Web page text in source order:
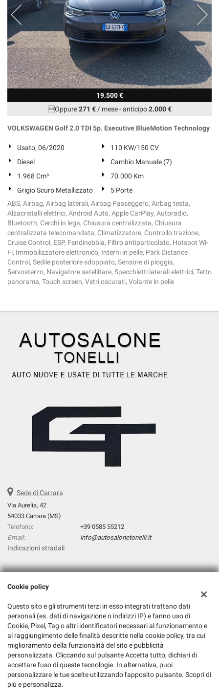
19.500 €
Oppure271 €/ mese-anticipo2.000 €
VOLKSWAGEN Golf 2.0 TDI 5p. Executive BlueMotion Technology
Usato, 06/2020
110 KW/150 CV
Diesel
Cambio Manuale (7)
1.968 Cm³
70.000 Km
Grigio Scuro Metallizzato
5 Porte
ABS, Airbag, Airbag laterali, Airbag Passeggero, Airbag testa,
Alzacristalli elettrici, Android Auto, Apple CarPlay, Autoradio,
Bluetooth, Cerchi in lega, Chiusura centralizzata, Chiusura
centralizzata telecomandata, Climatizzatore, Controllo trazione,
Cruise Control, ESP, Fendinebbia, Filtro antiparticolato, Hotspot Wi-
Fi, Immobilizzatore elettronico, Interni in pelle, Park Distance
Control, Sedile posteriore sdoppiato, Sensore di pioggia,
Servosterzo, Navigatore satellitare, Specchietti laterali elettrici, Tetto
panorama, Touch screen, Vetri oscurati, Volante in pelle
Sede di Carrara
Via Aurelia, 42
54033 Carrara (MS)
Telefono:
+39 0585 55212
Email:
info@autosalonetonelli.it
Indicazioni stradali
Dati fiscali:
Via Aurelia, 42, Carrara (MS)
C.F/P.IVA:01326240452
Registro delle imprese:MS
Cookie policy
Questo sito e gli strumenti terzi in esso integrati trattano dati
personali (es. dati di navigazione o indirizzi IP) e fanno uso di
Cookie, Pixel, Tag o altri identificatori necessari al funzionamento e
al raggiungimento delle finalità descritte nella cookie policy, tra cui
miglioramento della funzionalità del sito e pubblicità
personalizzata. Cliccando sul pulsante Accetta tutto, dichiari di
accettare l'uso di queste tecnologie. In alternativa, puoi
personalizzare le tue scelte utilizzando l'apposito pulsante. Scopri di
più e personalizza.